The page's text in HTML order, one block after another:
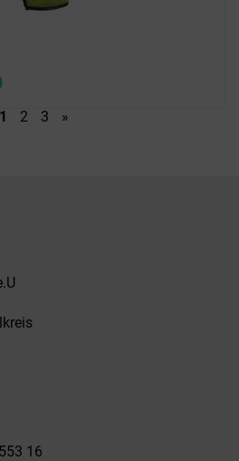
ist:
1 2 3 »
16